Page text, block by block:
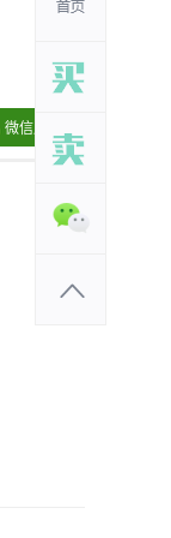
微信朋友圈